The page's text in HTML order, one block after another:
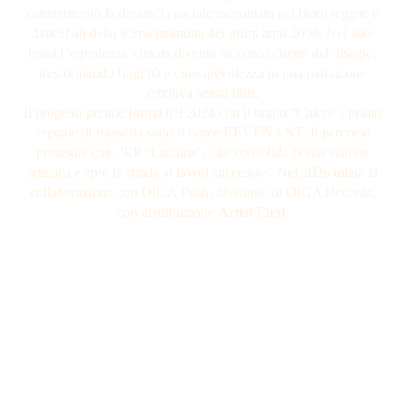
caratterizzato la denuncia sociale raccontata nei brani reggae e
dancehall della scena tarantina dei primi anni 2000. Nei suoi
brani l’esperienza vissuta diventa racconto diretto del disagio,
trasformando fragilità e consapevolezza in una narrazione
emotiva senza filtri.
Il progetto prende forma nel 2024 con il brano “Calore”, primo
segnale di rinascita sotto il nome REVENANT. Il percorso
prosegue con l’EP “Lacrime”, che consolida la sua visione
artistica e apre la strada ai lavori successivi. Nel 2026 inizia la
collaborazione con DIGA Push, divisione di DIGA Records,
con distribuzione Artist First